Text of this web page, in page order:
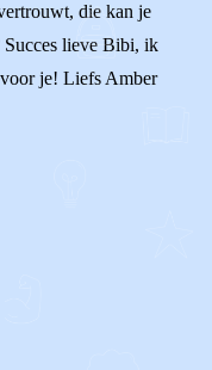
die kan je
Succes lieve Bibi, ik
je! Liefs Amber